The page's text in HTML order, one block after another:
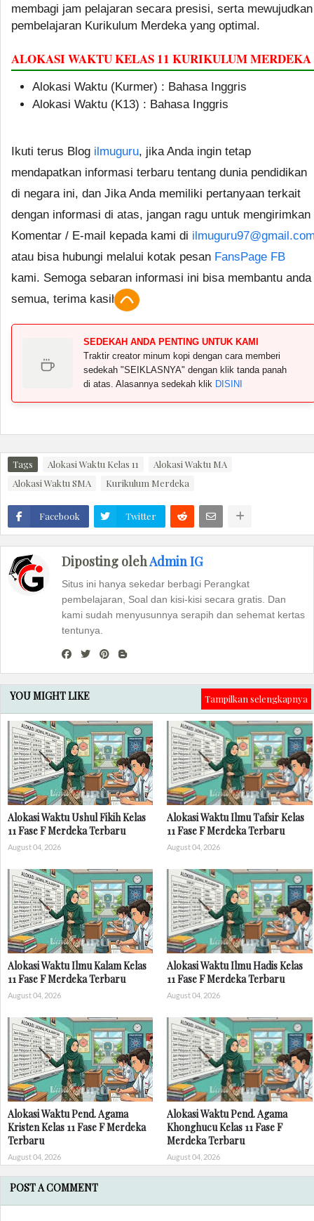
membagi jam pelajaran secara presisi, serta mewujudkan
pembelajaran Kurikulum Merdeka yang optimal.
ALOKASI WAKTU KELAS 11 KURIKULUM MERDEKA
Alokasi Waktu (Kurmer) : Bahasa Inggris
Alokasi Waktu (K13) : Bahasa Inggris
Ikuti terus Blog ilmuguru, jika Anda ingin tetap
mendapatkan informasi terbaru tentang dunia pendidikan
di negara ini, dan Jika Anda memiliki pertanyaan terkait
dengan informasi di atas, jangan ragu untuk mengirimkan
Komentar / E-mail kepada kami di
atau bisa hubungi melalui kotak pesan FansPage FB
kami. Semoga sebaran informasi ini bisa membantu anda
semua, terima kasih.
SEDEKAH ANDA PENTING UNTUK KAMI
Traktir creator minum kopi dengan cara memberi
sedekah "SEIKLASNYA" dengan klik tanda panah
di atas. Alasannya sedekah klik DISINI
Tags Alokasi Waktu Kelas 11
Alokasi Waktu MA
Alokasi Waktu SMA
Kurikulum Merdeka
Facebook Twitter
Diposting olehAdmin IG
Situs ini hanya sekedar berbagi Perangkat
pembelajaran, Soal dan kisi-kisi secara gratis. Dan
kami sudah menyusunnya serapih dan sehemat kertas
tentunya.
YOU MIGHT LIKE Tampilkan selengkapnya
Alokasi Waktu Ushul Fikih Kelas
11 Fase F Merdeka Terbaru
August 04, 2026
Alokasi Waktu Ilmu Tafsir Kelas
11 Fase F Merdeka Terbaru
August 04, 2026
Alokasi Waktu Ilmu Kalam Kelas
11 Fase F Merdeka Terbaru
August 04, 2026
Alokasi Waktu Ilmu Hadis Kelas
11 Fase F Merdeka Terbaru
August 04, 2026
Alokasi Waktu Pend. Agama
Kristen Kelas 11 Fase F Merdeka
Terbaru
August 04, 2026
Alokasi Waktu Pend. Agama
Khonghucu Kelas 11 Fase F
Merdeka Terbaru
August 04, 2026
POST A COMMENT